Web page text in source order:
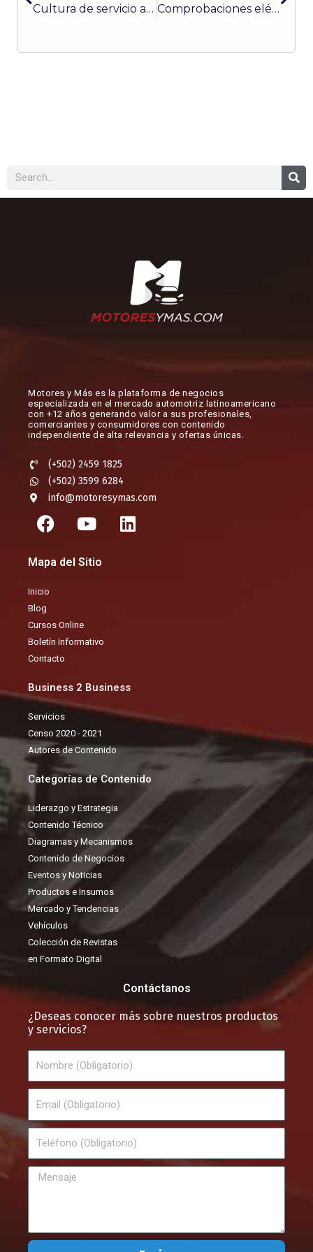
Cultura de servicio al cliente como secreto para el éxito de los talleres de servicio (parte 7)
Comprobaciones eléctricas del Sistema de Combustible
Buscar
Motores y Más es la plataforma de negocios
especializada en el mercado automotriz latinoamericano
con +12 años generando valor a sus profesionales,
comerciantes y consumidores con contenido
independiente de alta relevancia y ofertas únicas.​
(+502) 2459 1825
(+502) 3599 6284
info@motoresymas.com
F
a
e
o
o
k
Y
o
t
L
i
Mapa del Sitio
Inicio
Blog
Cursos Online
Boletín Informativo
Contacto
Business 2 Business
Servicios
Censo 2020 - 2021
Autores de Contenido
Categorías de Contenido
Liderazgo y Estrategia
Contenido Técnico
Diagramas y Mecanismos
Contenido de Negocios
Eventos y Noticias
Productos e Insumos
Mercado y Tendencias
Vehículos
Colección de Revistas
en Formato Digital
Contáctanos
¿Deseas conocer más sobre nuestros productos
y servicios?
Teléfono
Mensaje